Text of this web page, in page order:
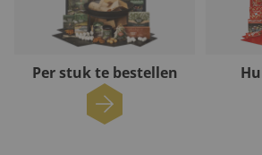
Per stuk te bestellen